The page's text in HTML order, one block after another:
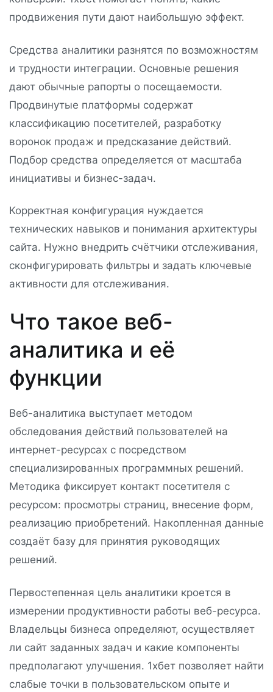
продвижения пути дают наибольшую эффект.
Средства аналитики разнятся по возможностям
и трудности интеграции. Основные решения
дают обычные рапорты о посещаемости.
Продвинутые платформы содержат
классификацию посетителей, разработку
воронок продаж и предсказание действий.
Подбор средства определяется от масштаба
инициативы и бизнес-задач.
Корректная конфигурация нуждается
технических навыков и понимания архитектуры
сайта. Нужно внедрить счётчики отслеживания,
сконфигурировать фильтры и задать ключевые
активности для отслеживания.
Что такое веб-
аналитика и её
функции
Веб-аналитика выступает методом
обследования действий пользователей на
интернет-ресурсах с посредством
специализированных программных решений.
Методика фиксирует контакт посетителя с
ресурсом: просмотры страниц, внесение форм,
реализацию приобретений. Накопленная данные
создаёт базу для принятия руководящих
решений.
Первостепенная цель аналитики кроется в
измерении продуктивности работы веб-ресурса.
Владельцы бизнеса определяют, осуществляет
ли сайт заданных задач и какие компоненты
предполагают улучшения. 1хбет позволяет найти
слабые точки в пользовательском опыте и